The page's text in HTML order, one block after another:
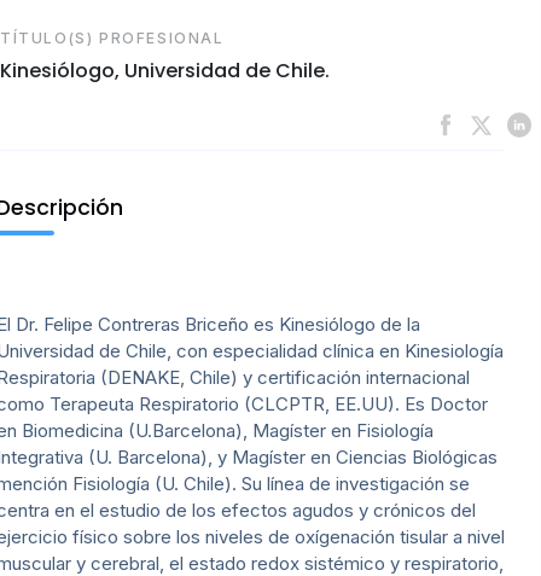
TÍTULO(S) PROFESIONAL
Kinesiólogo, Universidad de Chile.
Dr. Felipe Contreras Briceño es Kinesiólogo de la
de Chile, con especialidad clínica en Kinesiología
(DENAKE, Chile) y certificación internacional
Terapeuta Respiratorio (CLCPTR, EE.UU). Es Doctor
Biomedicina (U.Barcelona), Magíster en Fisiología
(U. Barcelona), y Magíster en Ciencias Biológicas
Fisiología (U. Chile). Su línea de investigación se
en el estudio de los efectos agudos y crónicos del
físico sobre los niveles de oxígenación tisular a nivel
y cerebral, el estado redox sistémico y respiratorio,